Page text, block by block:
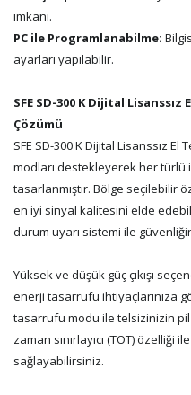
imkanı.
PC ile Programlanabilme:
ayarları yapılabilir.
SFE SD-300 K Dijital
Çözümü
SFE SD-300 K Dijital Lisanssız
modları destekleyerek her türlü
tasarlanmıştır. Bölge seçilebilir
en iyi sinyal kalitesini elde
durum uyarı sistemi ile
Yüksek ve düşük güç çıkışı
enerji tasarrufu ihtiyaçlarınıza
tasarrufu modu ile telsizinizin
zaman sınırlayıcı (TOT) özelliği
sağlayabilirsiniz.